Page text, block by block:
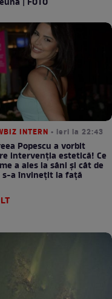
| FOTO
INTERN • ieri la 22:43
Popescu a vorbit
intervenția estetică! Ce
a ales la sâni și cât de
a învinețit la față